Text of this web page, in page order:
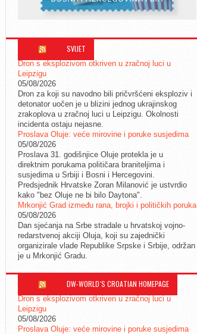
SVIJET
Dron s eksplozivom otkriven u zračnoj luci u
Leipzigu
05/08/2026
Dron za koji su navodno bili pričvršćeni eksploziv i
detonator uočen je u blizini jednog ukrajinskog
zrakoplova u zračnoj luci u Leipzigu. Okolnosti
incidenta ostaju nejasne.
Proslava Oluje: veće mirovine i poruke susjedima
05/08/2026
Proslava 31. godišnjice Oluje protekla je u
direktnim porukama političara braniteljima i
susjedima u Srbiji i Bosni i Hercegovini.
Predsjednik Hrvatske Zoran Milanović je ustvrdio
kako "bez Oluje ne bi bilo Daytona".
Mrkonjić Grad između rana, brojki i političkih poruka
05/08/2026
Dan sjećanja na Srbe stradale u hrvatskoj vojno-
redarstvenoj akciji Oluja, koji su zajednički
organizirale vlade Republike Srpske i Srbije, održan
je u Mrkonjić Gradu.
DW-WORLD´S CROATIAN HOMEPAGE
Dron s eksplozivom otkriven u zračnoj luci u
Leipzigu
05/08/2026
Proslava Oluje: veće mirovine i poruke susjedima